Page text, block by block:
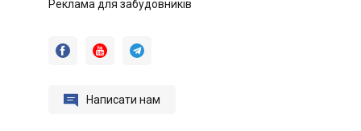
Реклама для забудовників
  
 Написати нам